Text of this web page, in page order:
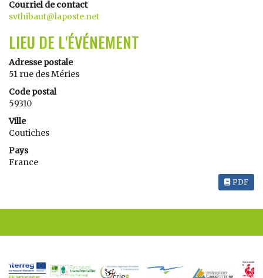
Courriel de contact
svthibaut@laposte.net
LIEU DE L'ÉVÉNEMENT
Adresse postale
51 rue des Méries
Code postal
59310
Ville
Coutiches
Pays
France
PDF